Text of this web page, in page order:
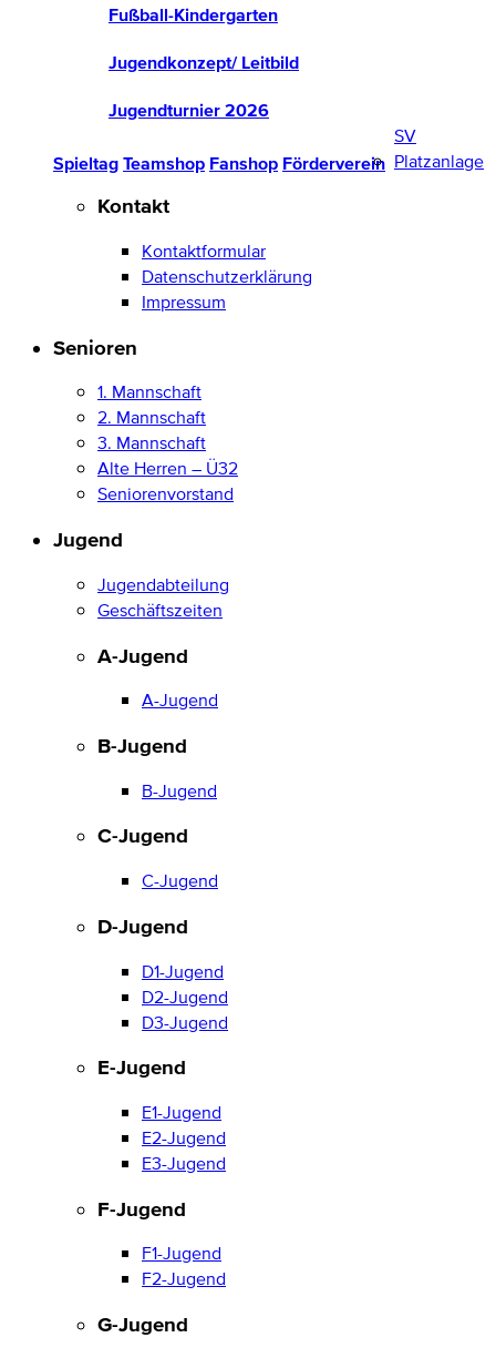
Fußball-Kindergarten
Jugendkonzept/ Leitbild
Jugendturnier 2026
Spieltag Teamshop Fanshop Förderverein
SV
Platzanlage
Kontakt
Kontaktformular
Datenschutzerklärung
Impressum
Senioren
1. Mannschaft
2. Mannschaft
3. Mannschaft
Alte Herren – Ü32
Seniorenvorstand
Jugend
Jugendabteilung
Geschäftszeiten
A-Jugend
A-Jugend
B-Jugend
B-Jugend
C-Jugend
C-Jugend
D-Jugend
D1-Jugend
D2-Jugend
D3-Jugend
E-Jugend
E1-Jugend
E2-Jugend
E3-Jugend
F-Jugend
F1-Jugend
F2-Jugend
G-Jugend